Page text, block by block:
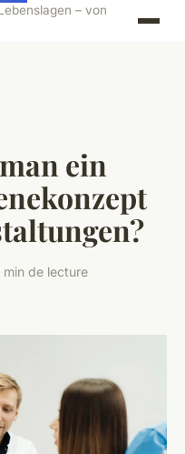
– von
ein
de lecture